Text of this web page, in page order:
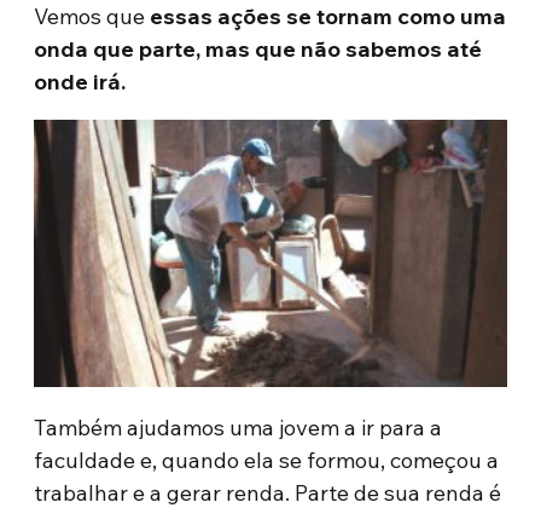
Vemos que essas ações se tornam como uma
onda que parte, mas que não sabemos até
onde irá.
Também ajudamos uma jovem a ir para a
faculdade e, quando ela se formou, começou a
trabalhar e a gerar renda. Parte de sua renda é